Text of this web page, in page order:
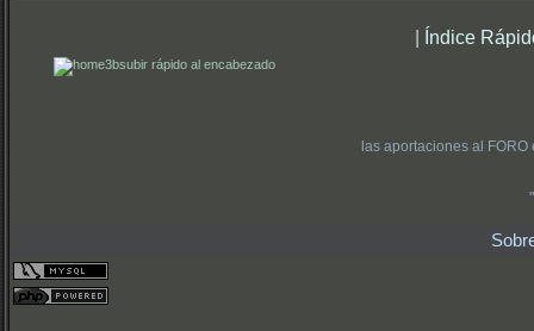
| Índice
subir rápido al encabezado
las aportaciones al